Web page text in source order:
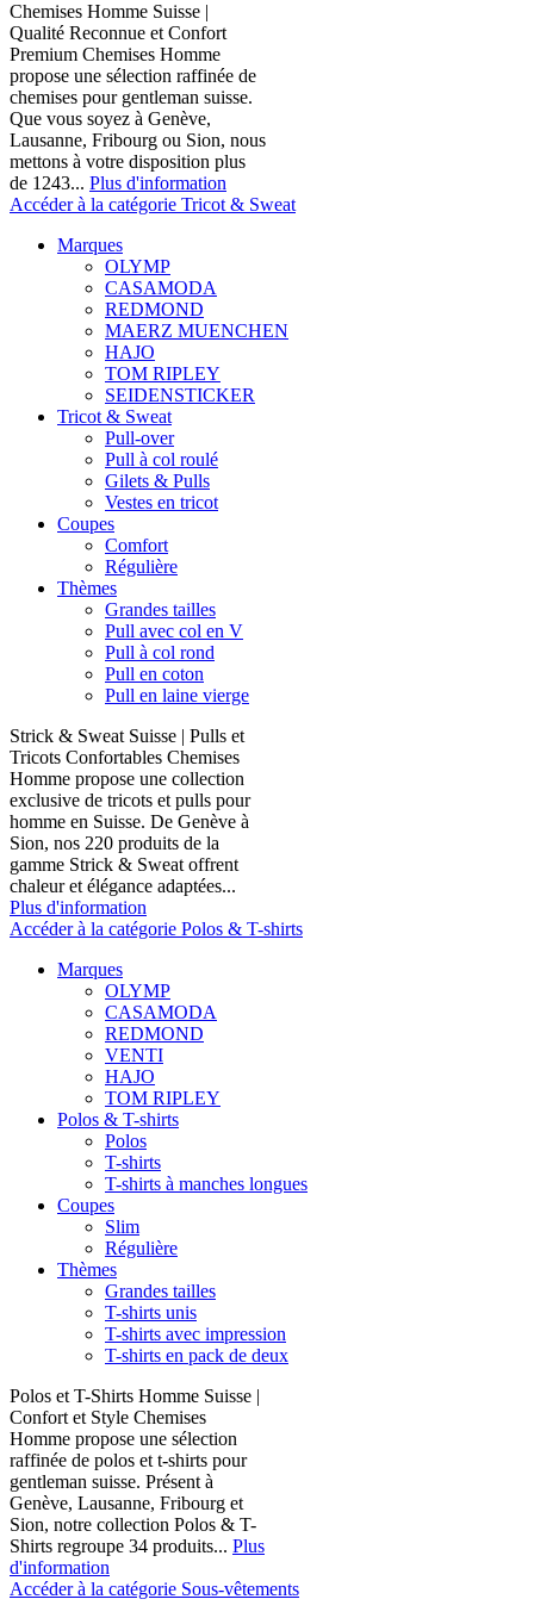
Chemises Homme Suisse |
Qualité Reconnue et Confort
Premium Chemises Homme
propose une sélection raffinée de
chemises pour gentleman suisse.
Que vous soyez à Genève,
Lausanne, Fribourg ou Sion, nous
mettons à votre disposition plus
de 1243... Plus d'information
Accéder à la catégorie Tricot & Sweat
Marques
OLYMP
CASAMODA
REDMOND
MAERZ MUENCHEN
HAJO
TOM RIPLEY
SEIDENSTICKER
Tricot & Sweat
Pull-over
Pull à col roulé
Gilets & Pulls
Vestes en tricot
Coupes
Comfort
Régulière
Thèmes
Grandes tailles
Pull avec col en V
Pull à col rond
Pull en coton
Pull en laine vierge
Strick & Sweat Suisse | Pulls et
Tricots Confortables Chemises
Homme propose une collection
exclusive de tricots et pulls pour
homme en Suisse. De Genève à
Sion, nos 220 produits de la
gamme Strick & Sweat offrent
chaleur et élégance adaptées...
Plus d'information
Accéder à la catégorie Polos & T-shirts
Marques
OLYMP
CASAMODA
REDMOND
VENTI
HAJO
TOM RIPLEY
Polos & T-shirts
Polos
T-shirts
T-shirts à manches longues
Coupes
Slim
Régulière
Thèmes
Grandes tailles
T-shirts unis
T-shirts avec impression
T-shirts en pack de deux
Polos et T-Shirts Homme Suisse |
Confort et Style Chemises
Homme propose une sélection
raffinée de polos et t-shirts pour
gentleman suisse. Présent à
Genève, Lausanne, Fribourg et
Sion, notre collection Polos & T-
Shirts regroupe 34 produits... Plus
d'information
Accéder à la catégorie Sous-vêtements